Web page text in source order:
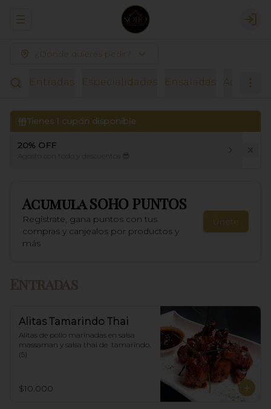
Abrir menu de navegación
¿Dónde quieres pedir?
Entradas Especialidades Ensaladas
Tienes 1 cupón disponible
20% OFF
Agosto con todo y descuentos 😎
AcumulaSOHO PUNTOS
Regístrate, gana puntos con tus
compras y canjealos por productos y
más
Únete
Entradas
Alitas Tamarindo Thai
Alitas de pollo marinadas en salsa
massaman y salsa thai de  tamarindo.
(5)
$10.000